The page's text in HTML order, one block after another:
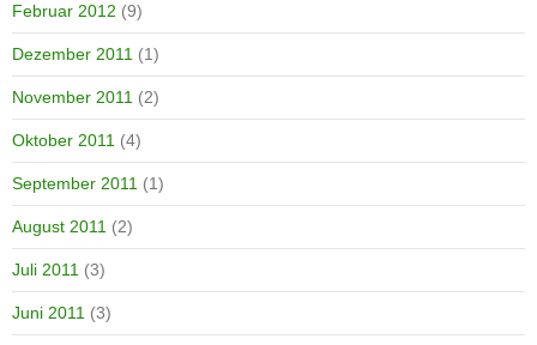
Februar 2012 (9)
Dezember 2011 (1)
November 2011 (2)
Oktober 2011 (4)
September 2011 (1)
August 2011 (2)
Juli 2011 (3)
Juni 2011 (3)